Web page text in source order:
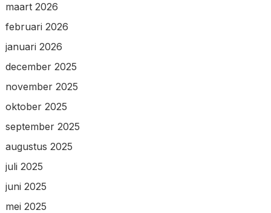
maart 2026
februari 2026
januari 2026
december 2025
november 2025
oktober 2025
september 2025
augustus 2025
juli 2025
juni 2025
mei 2025